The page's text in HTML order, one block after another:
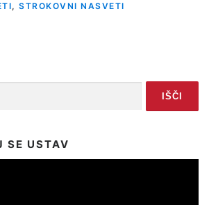
, STROKOVNI NASVETI
SE USTAV